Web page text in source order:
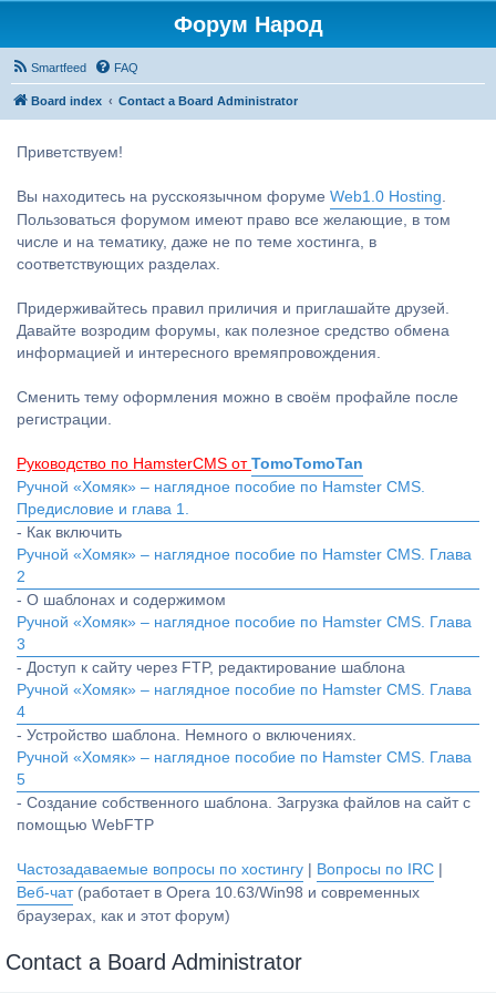
Форум Народ
Smartfeed FAQ
Board index Contact a Board Administrator
Приветствуем!
Вы находитесь на русскоязычном форуме Web1.0 Hosting.
Пользоваться форумом имеют право все желающие, в том
числе и на тематику, даже не по теме хостинга, в
соответствующих разделах.
Придерживайтесь правил приличия и приглашайте друзей.
Давайте возродим форумы, как полезное средство обмена
информацией и интересного времяпровождения.
Сменить тему оформления можно в своём профайле после
регистрации.
Руководство по HamsterCMS от TomoTomoTan
Ручной «Хомяк» – наглядное пособие по Hamster CMS.
Предисловие и глава 1.
- Как включить
Ручной «Хомяк» – наглядное пособие по Hamster CMS. Глава
2
- О шаблонах и содержимом
Ручной «Хомяк» – наглядное пособие по Hamster CMS. Глава
3
- Доступ к сайту через FTP, редактирование шаблона
Ручной «Хомяк» – наглядное пособие по Hamster CMS. Глава
4
- Устройство шаблона. Немного о включениях.
Ручной «Хомяк» – наглядное пособие по Hamster CMS. Глава
5
- Создание собственного шаблона. Загрузка файлов на сайт с
помощью WebFTP
Частозадаваемые вопросы по хостингу Вопросы по IRC
Веб-чат(работает в Opera 10.63/Win98 и современных
браузерах, как и этот форум)
Contact a Board Administrator